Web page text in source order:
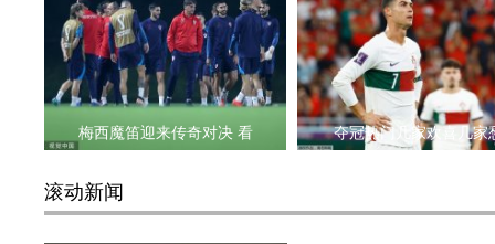
梅西魔笛迎来传奇对决 看 夺冠热门几家欢喜几家
滚动新闻